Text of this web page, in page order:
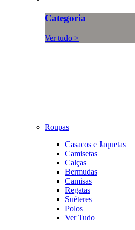
Categoria
Ver tudo >
Roupas
Casacos e Jaquetas
Camisetas
Calças
Bermudas
Camisas
Regatas
Suéteres
Polos
Ver Tudo